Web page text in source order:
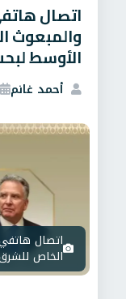
اتصال
والمبعوث
الأوسط
أحمد غانم
اتصال هاتفي
الخاص